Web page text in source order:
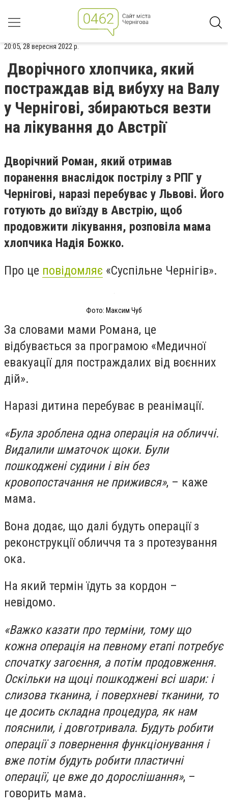
20:05, 28 вересня 2022 р.
Дворічного хлопчика, який
постраждав від вибуху на Валу
у Чернігові, збираються везти
на лікування до Австрії
Дворічний Роман, який отримав
поранення внаслідок пострілу з РПГ у
Чернігові, наразі перебуває у Львові. Його
готують до виїзду в Австрію, щоб
продовжити лікування, розповіла мама
хлопчика Надія Божко.
Про це повідомляє «Суспільне Чернігів».
Фото: Максим Чуб
За словами мами Романа, це
відбувається за програмою «Медичної
евакуації для постраждалих від воєнних
дій».
Наразі дитина перебуває в реанімації.
«Була зроблена одна операція на обличчі.
Видалили шматочок щоки. Були
пошкоджені судини і він без
кровопостачання не прижився», – каже
мама.
Вона додає, що далі будуть операції з
реконструкції обличчя та з протезування
ока.
На який термін їдуть за кордон –
невідомо.
«Важко казати про терміни, тому що
кожна операція на певному етапі потребує
спочатку загоєння, а потім продовження.
Оскільки на щоці пошкоджені всі шари: і
слизова тканина, і поверхневі тканини, то
це досить складна процедура, як нам
пояснили, і довготривала. Будуть робити
операції з повернення функціонування і
вже потім будуть робити пластичні
операції, це вже до дорослішання», –
говорить мама.